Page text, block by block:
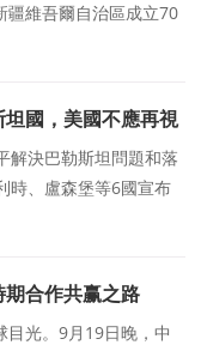
維吾爾自治區成立70
央總書
坦國，美國不應再視
解決巴勒斯坦問題和落
時、盧森堡等6國宣布
期合作共赢之路
光。9月19日晚，中